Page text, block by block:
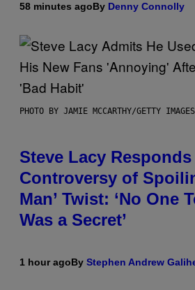
58 minutes agoBy Denny Connolly
PHOTO BY JAMIE MCCARTHY/GETTY IMAGES
Steve Lacy
Controversy of
Man’ Twist: ‘No One
Was a Secret’
1 hour agoBy Stephen Andrew